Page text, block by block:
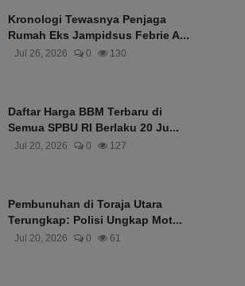
Kronologi Tewasnya Penjaga
Rumah Eks Jampidsus Febrie A...
Jul 26, 2026 0 130
Daftar Harga BBM Terbaru di
Semua SPBU RI Berlaku 20 Ju...
Jul 20, 2026 0 127
Pembunuhan di Toraja Utara
Terungkap: Polisi Ungkap Mot...
Jul 20, 2026 0 61